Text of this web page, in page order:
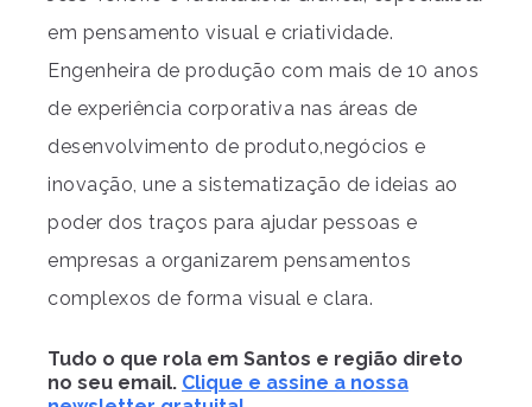
em pensamento visual e criatividade.
Engenheira de produção com mais de 10 anos
de experiência corporativa nas áreas de
desenvolvimento de produto,negócios e
inovação, une a sistematização de ideias ao
poder dos traços para ajudar pessoas e
empresas a organizarem pensamentos
complexos de forma visual e clara.
Tudo o que rola em Santos e região direto
no seu email. Clique e assine a nossa